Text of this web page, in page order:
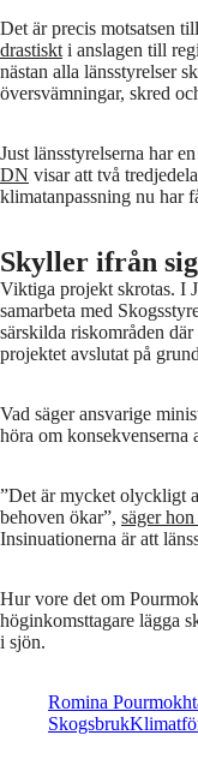
Det är precis motsatsen
drastiskt i anslagen till
nästan alla länsstyrelser
översvämningar, skred
Just länsstyrelserna har
DN visar att två
klimatanpassning nu har
Skyller ifrån sig
Viktiga projekt skrotas. I
samarbeta med
särskilda riskområden
projektet avslutat på
Vad säger ansvarige
höra om konsekvenserna
”Det är mycket olyckligt
behoven ökar”, säger hon
Insinuationerna är att
Hur vore det om
höginkomsttagare lägga
i sjön.
Romina
Skogsbruk